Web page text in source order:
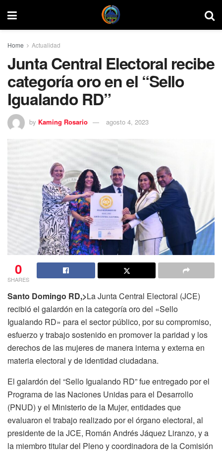
Home Actualidad
Junta Central Electoral recibe
categoría oro en el “Sello
Igualando RD”
by Kaming Rosario agosto 4, 2023
0
SHARES
Santo Domingo RD,>La Junta Central Electoral (JCE)
recibió el galardón en la categoría oro del «Sello
Igualando RD» para el sector público, por su compromiso,
esfuerzo y trabajo sostenido en promover la paridad y los
derechos de las mujeres de manera interna y externa en
materia electoral y de identidad ciudadana.
El galardón del “Sello Igualando RD” fue entregado por el
Programa de las Naciones Unidas para el Desarrollo
(PNUD) y el Ministerio de la Mujer, entidades que
evaluaron el trabajo realizado por el órgano electoral, al
presidente de la JCE, Román Andrés Jáquez Liranzo, y a
la miembro titular del Pleno y coordinadora de la Comisión